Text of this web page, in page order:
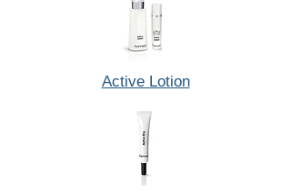
Active Lotion